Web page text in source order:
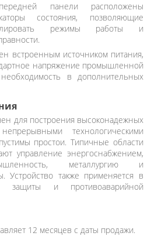
панели расположены
состояния, позволяющие
режимы работы и
встроенным источником питания,
напряжение промышленной
в дополнительных
для построения высоконадежных
технологическими
простои. Типичные области
управление энергоснабжением,
металлургию и
Устройство также применяется в
защиты и противоаварийной
12 месяцев с даты продажи.